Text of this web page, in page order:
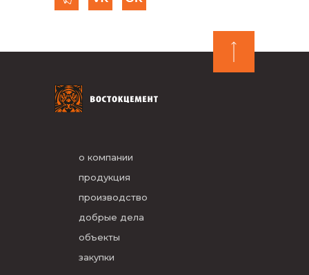
о компании
продукция
производство
добрые дела
объекты
закупки